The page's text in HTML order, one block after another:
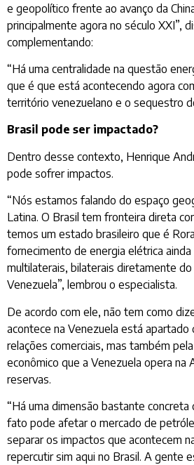
e geopolítico frente ao avanço da
principalmente agora no século XXI”,
complementando:
“Há uma centralidade na questão
que é que está acontecendo agora
território venezuelano e o sequestro
Brasil pode ser impactado?
Dentro desse contexto, Henrique
pode sofrer impactos.
“Nós estamos falando do espaço
Latina. O Brasil tem fronteira direta
temos um estado brasileiro que é
fornecimento de energia elétrica
multilaterais, bilaterais diretamente do
Venezuela”, lembrou o especialista.
De acordo com ele, não tem como
acontece na Venezuela está
relações comerciais, mas também
econômico que a Venezuela opera na
reservas.
“Há uma dimensão bastante
fato pode afetar o mercado de
separar os impactos que acontecem
repercutir sim aqui no Brasil. A gente